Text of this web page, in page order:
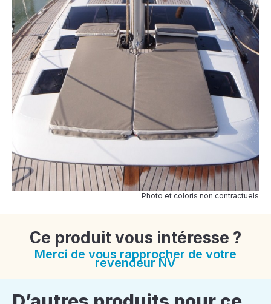
Photo et coloris non contractuels
Ce produit vous intéresse ?
Merci de vous rapprocher de votre
revendeur NV